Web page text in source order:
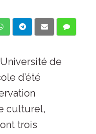
de
d’été
culturel,
trois